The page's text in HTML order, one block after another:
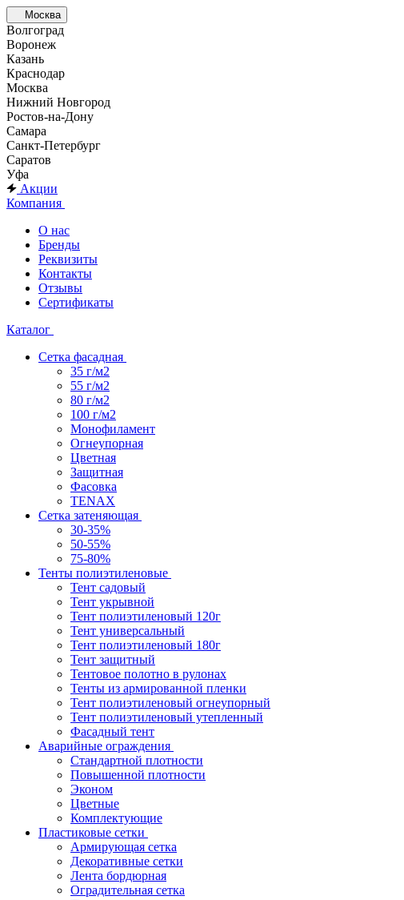
Москва
Волгоград
Воронеж
Казань
Краснодар
Москва
Нижний Новгород
Ростов-на-Дону
Самара
Санкт-Петербург
Саратов
Уфа
Акции
Компания
О нас
Бренды
Реквизиты
Контакты
Отзывы
Сертификаты
Каталог
Сетка фасадная
35 г/м2
55 г/м2
80 г/м2
100 г/м2
Монофиламент
Огнеупорная
Цветная
Защитная
Фасовка
TENAX
Сетка затеняющая
30-35%
50-55%
75-80%
Тенты полиэтиленовые
Тент садовый
Тент укрывной
Тент полиэтиленовый 120г
Тент универсальный
Тент полиэтиленовый 180г
Тент защитный
Тентовое полотно в рулонах
Тенты из армированной пленки
Тент полиэтиленовый огнеупорный
Тент полиэтиленовый утепленный
Фасадный тент
Аварийные ограждения
Стандартной плотности
Повышенной плотности
Эконом
Цветные
Комплектующие
Пластиковые сетки
Армирующая сетка
Декоративные сетки
Лента бордюрная
Оградительная сетка